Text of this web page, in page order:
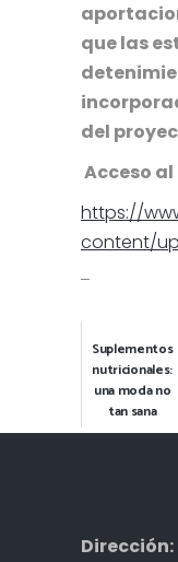
que las
del
Acceso
https://
content/
Suplementos
nutricionales:
una moda no
tan sana
2024-07-02
Dirección: